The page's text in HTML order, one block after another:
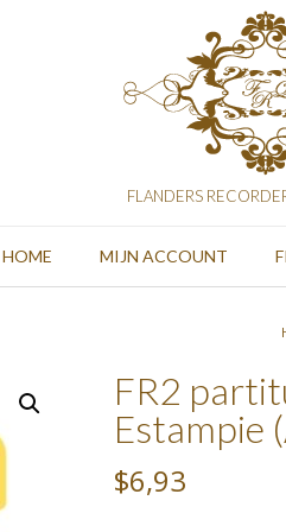
FLANDERS
HOME MIJN ACCOUNT
FR2
Estampie
$6,93